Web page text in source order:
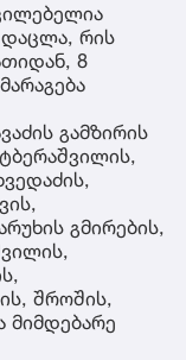
რის
8
გამზირის
გმირების,
შროშის,
მიმდებარე